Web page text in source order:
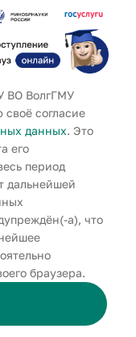
ВО ВолгГМУ
согласие
данных. Это
его
период
дальнейшей
а), что
браузера.